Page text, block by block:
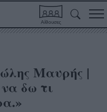
Αίθουσες
Μαυρής |
δω τι